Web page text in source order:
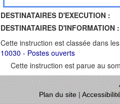
DESTINATAIRES D'EXECUTION :
DESTINATAIRES D'INFORMATION :
Cette instruction est classée dans
10030 - Postes ouverts
Cette instruction est parue au
Plan du site|